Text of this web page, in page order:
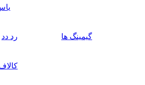
گیمینگ ها رد دد